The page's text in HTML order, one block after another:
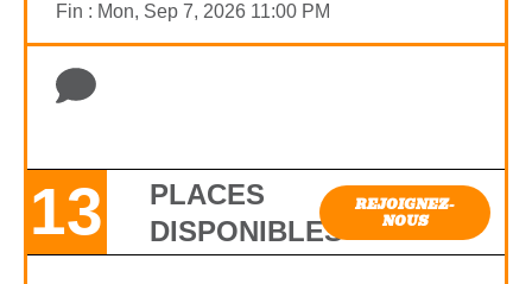
Fin : Mon, Sep 7, 2026 11:00 PM
13
PLACES
DISPONIBLES
REJOIGNEZ-
NOUS